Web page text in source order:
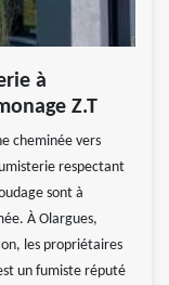
à
Z.T
cheminée vers
respectant
sont à
À Olargues,
les propriétaires
un fumiste réputé